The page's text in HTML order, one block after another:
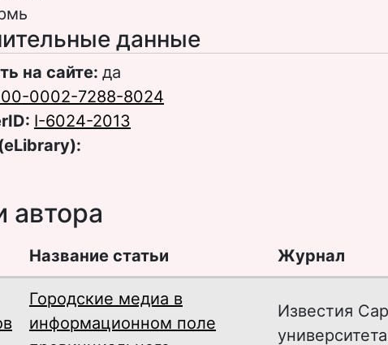
данные
на сайте: да
0002-7288-8024
I-6024-2013
автора
Название статьи Журнал
Городские медиа в
информационном поле
Известия